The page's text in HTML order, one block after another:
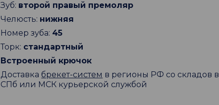
Зуб: второй правый премоляр
Челюсть: нижняя
Номер зуба: 45
Торк: стандартный
Встроенный крючок
Доставка брекет-систем в регионы РФ со складов в
СПб или МСК курьерской службой